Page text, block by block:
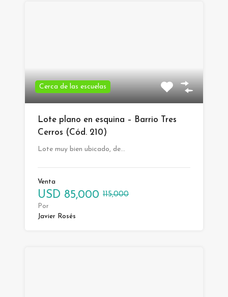
Cerca de las escuelas
Lote plano en esquina – Barrio Tres
Cerros (Cód. 210)
Lote muy bien ubicado, de…
Venta
USD 85,000 115,000
Por
Javier Rosés